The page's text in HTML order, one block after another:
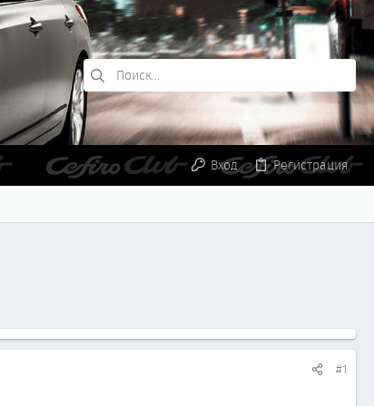
Вход Регистрация
#1